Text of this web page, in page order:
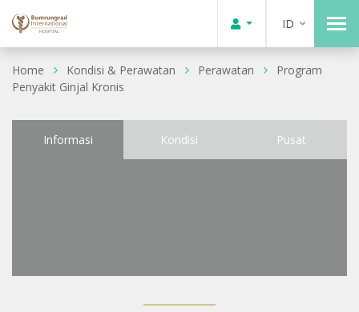
ID
Home Kondisi & Perawatan Perawatan
Program
Penyakit Ginjal Kronis
Informasi Kondisi Pusat